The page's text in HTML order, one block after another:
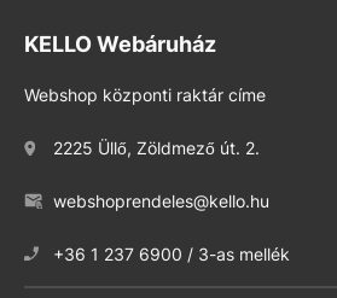
KELLO Webáruház
Webshop központi raktár címe
2225 Üllő, Zöldmező út. 2.
webshoprendeles@kello.hu
+36 1 237 6900 / 3-as mellék